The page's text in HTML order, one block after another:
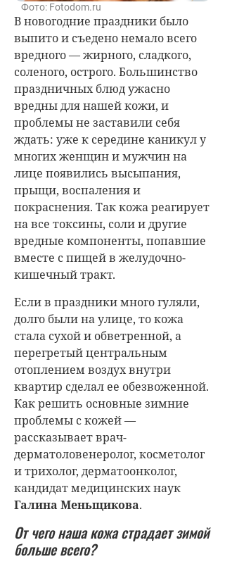
Фото: Fotodom.ru
В новогодние праздники было
выпито и съедено немало всего
вредного — жирного, сладкого,
соленого, острого. Большинство
праздничных блюд ужасно
вредны для нашей кожи, и
проблемы не заставили себя
ждать: уже к середине каникул у
многих женщин и мужчин на
лице появились высыпания,
прыщи, воспаления и
покраснения. Так кожа реагирует
на все токсины, соли и другие
вредные компоненты, попавшие
вместе с пищей в желудочно-
кишечный тракт.
Если в праздники много гуляли,
долго были на улице, то кожа
стала сухой и обветренной, а
перегретый центральным
отоплением воздух внутри
квартир сделал ее обезвоженной.
Как решить основные зимние
проблемы с кожей —
рассказывает врач-
дерматоловенеролог, косметолог
и трихолог, дерматоонколог,
кандидат медицинских наук
Галина Меньщикова.
От чего наша кожа страдает зимой
больше всего?